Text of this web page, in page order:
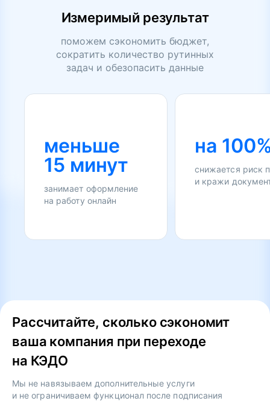
Измеримый результат
поможем сэкономить бюджет,
сократить количество рутинных
задач и обезопасить данные
меньше
15 минут
занимает оформление
на работу онлайн
на
снижается риск
и кражи
Рассчитайте, сколько сэкономит
ваша компания при переходе
на КЭДО
Мы не навязываем дополнительные услуги
и не ограничиваем функционал после подписания